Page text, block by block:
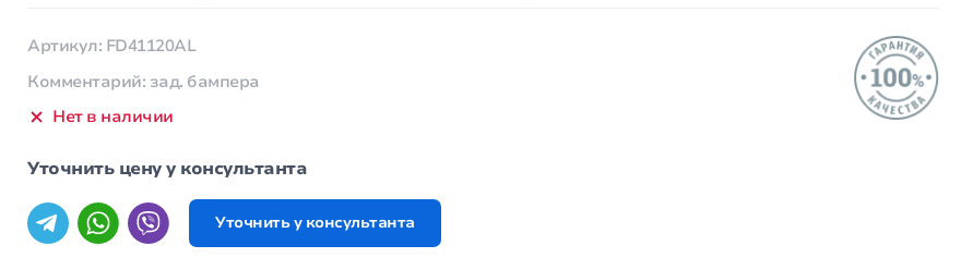
Артикул: FD41120AL
Комментарий: зад. бампера
Нет в наличии
Уточнить цену у консультанта
Уточнить у консультанта